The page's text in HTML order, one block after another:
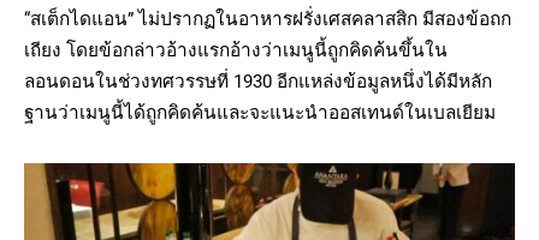
“สเต็กไดแอน” ไม่ปรากฏในอาหารฝรั่งเศสคลาสสิก มีสองข้อถก
เถียง โดยข้อกล่าวอ้างแรกอ้างว่าเมนูนี้ถูกคิดค้นขึ้นใน
ลอนดอนในช่วงทศวรรษที่ 1930 อีกแหล่งข้อมูลหนึ่งได้มีหลัก
ฐานว่าเมนูนี้ได้ถูกคิดค้นและจะแนะนำออสเทนด์ในเบลเยียม